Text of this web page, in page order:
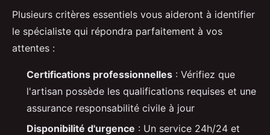
Plusieurs critères essentiels vous aideront à identifier
le spécialiste qui répondra parfaitement à vos
attentes :
Certifications professionnelles : Vérifiez que
l'artisan possède les qualifications requises et une
assurance responsabilité civile à jour
Disponibilité d'urgence : Un service 24h/24 et